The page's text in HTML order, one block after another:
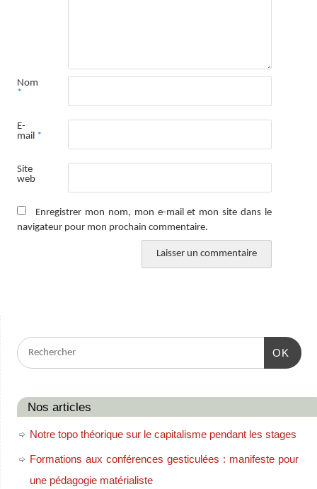
Nom
*
E-
mail *
Site
web
Enregistrer mon nom, mon e-mail et mon site dans le
navigateur pour mon prochain commentaire.
OK
Nos articles
Notre topo théorique sur le capitalisme pendant les stages
Formations aux conférences gesticulées : manifeste pour
une pédagogie matérialiste